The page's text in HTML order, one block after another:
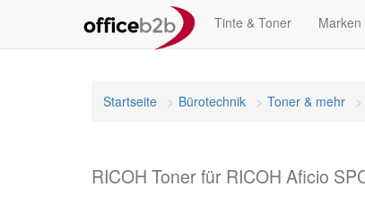
Tinte & Toner Marken
Startseite Bürotechnik Toner & mehr
RICOH Toner für RICOH Aficio